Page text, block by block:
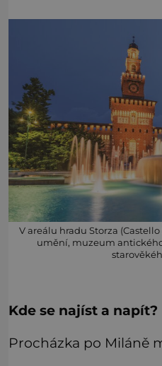
V areálu hradu Storza
umění, muzeum
Kde se najíst a napít?
Procházka po Miláně